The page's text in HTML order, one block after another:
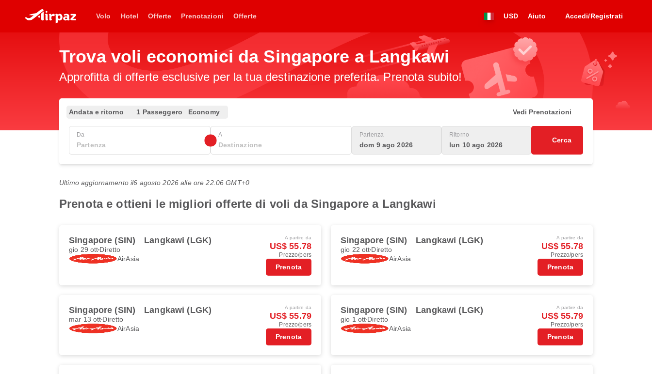
Volo Hotel Offerte Prenotazioni Offerte USD Aiuto Accedi/Registrati
Trova voli economici da Singapore a Langkawi
Approfitta di offerte esclusive per la tua destinazione preferita. Prenota subito!
Andata e ritorno 1 Passeggero Economy Vedi Prenotazioni
Da A Partenza
dom 9 ago 2026
Ritorno
lun 10 ago 2026
Cerca
Ultimo aggiornamento il6 agosto 2026 alle ore 22:06 GMT+0
Prenota e ottieni le migliori offerte di voli da Singapore a Langkawi
Singapore (SIN) Langkawi (LGK)
gio 29 ott Diretto
AirAsia
A partire da
US$ 55.78
Prezzo/pers
Prenota
Singapore (SIN) Langkawi (LGK)
gio 22 ott Diretto
AirAsia
A partire da
US$ 55.78
Prezzo/pers
Prenota
Singapore (SIN) Langkawi (LGK)
mar 13 ott Diretto
AirAsia
A partire da
US$ 55.79
Prezzo/pers
Prenota
Singapore (SIN) Langkawi (LGK)
gio 1 ott Diretto
AirAsia
A partire da
US$ 55.79
Prezzo/pers
Prenota